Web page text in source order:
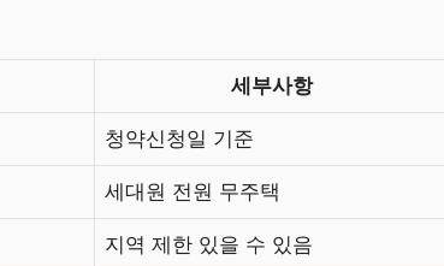
세부사항
청약신청일 기준
세대원 전원 무주택
지역 제한 있을 수 있음